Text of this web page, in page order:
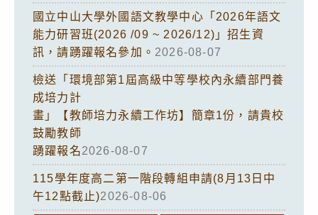
國立中山大學外國語文教學中心「2026年語文
能力研習班(2026 /09 ~ 2026/12)」招生資
訊，請踴躍報名參加。 2026-08-07
檢送「環境部第1屆高級中等學校內永續部門養
成培力計
畫」【教師培力永續工作坊】簡章1份，請貴校
鼓勵教師
踴躍報名2026-08-07
115學年度高二第一階段轉組申請(8月13日中
午12點截止)2026-08-06